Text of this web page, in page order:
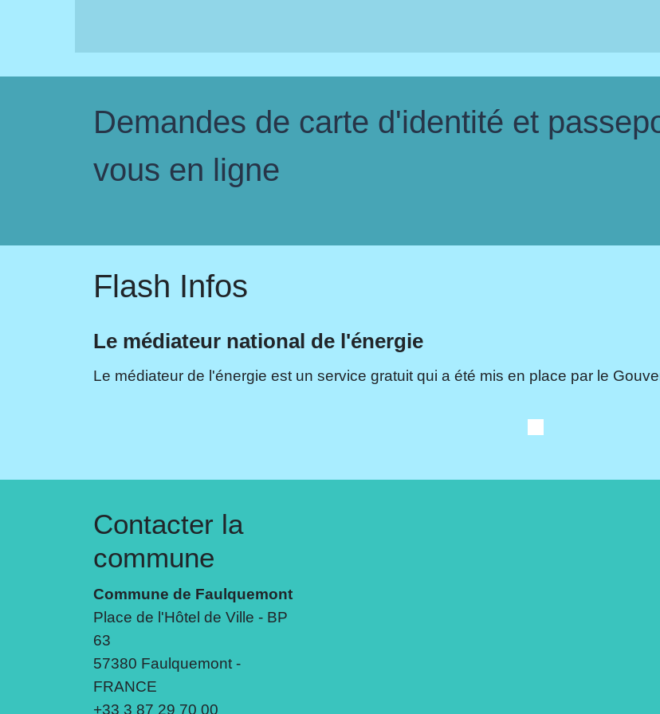
Demandes de carte d'identité et
vous en ligne
Flash Infos
Le médiateur national de l'énergie
Le médiateur de l'énergie est un service gratuit qui a été mis en place par le
Contacter la
commune
Commune de Faulquemont
Place de l'Hôtel de Ville - BP
63
57380 Faulquemont -
FRANCE
+33 3 87 29 70 00